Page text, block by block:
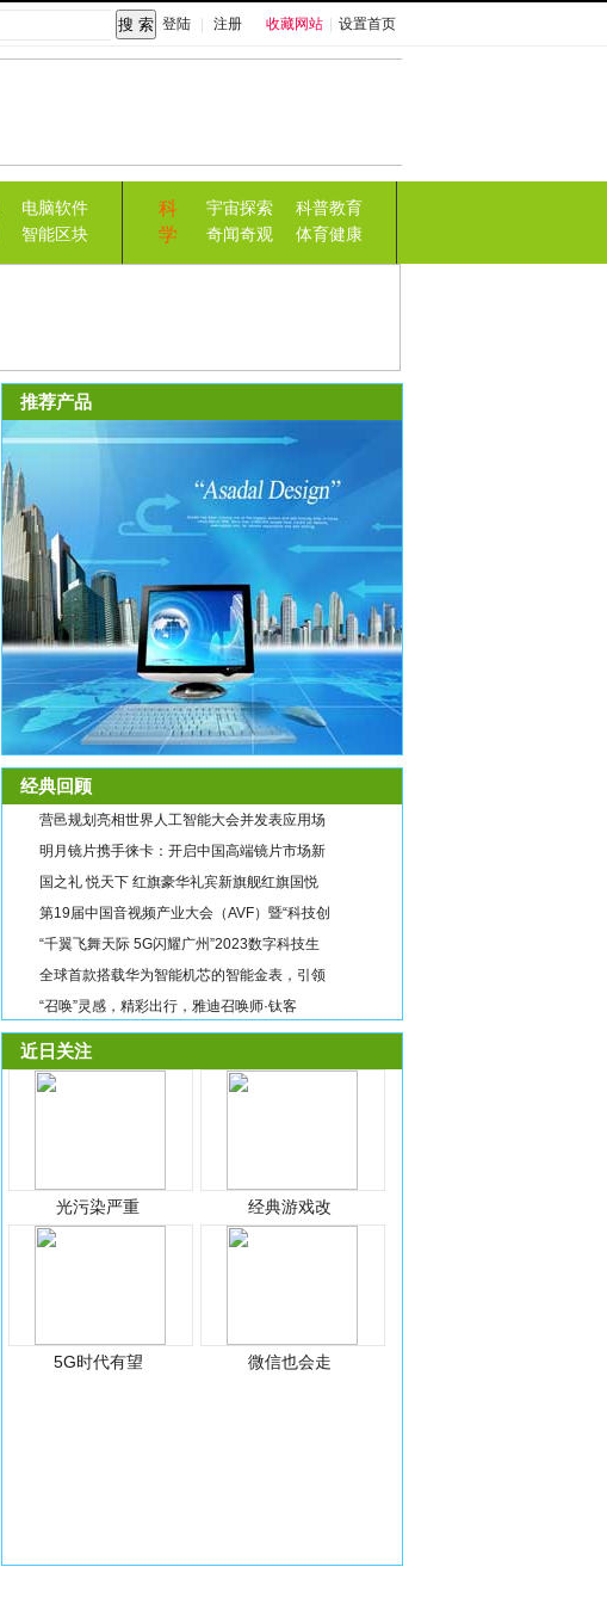
收藏网站 设置首页
登陆 注册
电脑软件
智能区块
科
学
宇宙探索
科普教育
奇闻奇观
体育健康
推荐产品
经典回顾
营邑规划亮相世界人工智能大会并发表应用场
明月镜片携手徕卡：开启中国高端镜片市场新
国之礼 悦天下 红旗豪华礼宾新旗舰红旗国悦
第19届中国音视频产业大会（AVF）暨“科技创
“千翼飞舞天际 5G闪耀广州”2023数字科技生
全球首款搭载华为智能机芯的智能金表，引领
“召唤”灵感，精彩出行，雅迪召唤师·钛客
近日关注
光污染严重 经典游戏改
5G时代有望 微信也会走